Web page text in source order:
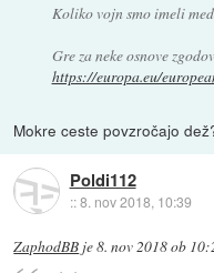
Koliko vojn smo imeli
Gre za neke osnove
https://europa.eu/
Mokre ceste povzročajo
Poldi112
::8. nov 2018, 10:39
ZaphodBB je8. nov 2018 ob